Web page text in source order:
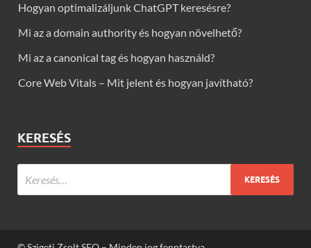
Hogyan optimalizáljunk ChatGPT keresésre?
Mi az a domain authority és hogyan növelhető?
Mi az a canonical tag és hogyan használd?
Core Web Vitals – Mit jelent és hogyan javítható?
KERESÉS